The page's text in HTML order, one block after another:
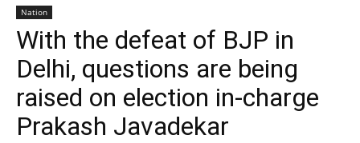
Nation
With the defeat of BJP in
Delhi, questions are being
raised on election in-charge
Prakash Javadekar